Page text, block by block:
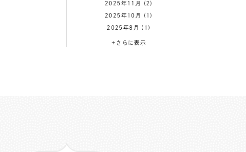
2025年11月 (2)
2025年10月 (1)
2025年8月 (1)
+さらに表示